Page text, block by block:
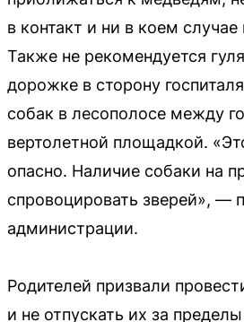
в контакт и ни в коем
Также не рекомендуется
дорожке в сторону
собак в лесополосе между
вертолетной площадкой.
опасно. Наличие собаки на
спровоцировать зверей», —
администрации.
Родителей призвали
и не отпускать их за